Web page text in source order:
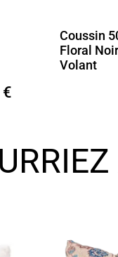
Coussin
Floral
Volant